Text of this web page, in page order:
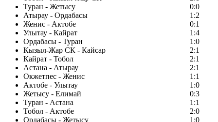
Туран - Жетысу
0:0
Атырау - Ордабасы
1:2
Женис - Актобе
0:1
Улытау - Кайрат
1:4
Ордабасы - Туран
1:0
Кызыл-Жар СК - Кайсар
2:1
Кайрат - Тобол
2:1
Астана - Атырау
2:1
Окжетпес - Женис
1:1
Актобе - Улытау
1:0
Жетысу - Елимай
0:3
Туран - Астана
1:1
Тобол - Актобе
2:0
Ордабасы - Жетысу
1:0